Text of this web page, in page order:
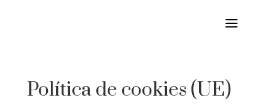
Política de cookies (UE)